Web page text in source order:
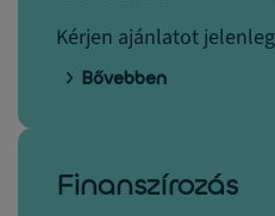
Kérjen ajánlatot
Bővebben
Finanszírozás